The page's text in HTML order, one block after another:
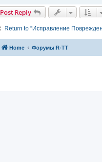
Post Reply
Return to “Исправление
Home Форумы R-TT